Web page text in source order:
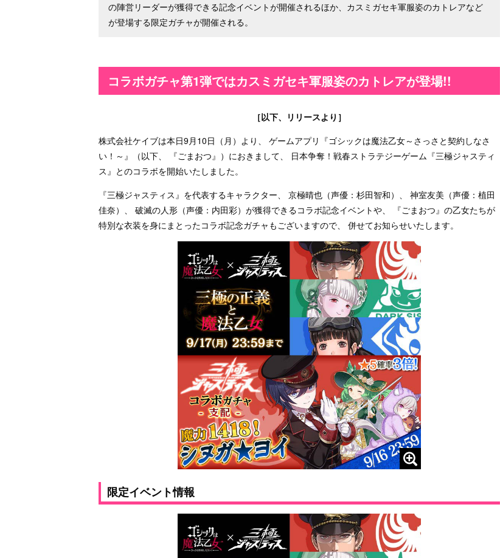
の陣営リーダーが獲得できる記念イベントが開催されるほか、カスミガセキ軍服姿のカトレアなど
が登場する限定ガチャが開催される。
コラボガチャ第1弾ではカスミガセキ軍服姿のカトレアが登場!!
［以下、リリースより］
株式会社ケイブは本日9月10日（月）より、 ゲームアプリ『ゴシックは魔法乙女～さっさと契約しなさ
い！～』（以下、 『ごまおつ』）におきまして、 日本争奪！戦春ストラテジーゲーム『三極ジャスティ
ス』とのコラボを開始いたしました。
『三極ジャスティス』を代表するキャラクター、 京極晴也（声優：杉田智和）、 神室友美（声優：植田
佳奈）、 破滅の人形（声優：内田彩）が獲得できるコラボ記念イベントや、 『ごまおつ』の乙女たちが
特別な衣装を身にまとったコラボ記念ガチャもございますので、 併せてお知らせいたします。
限定イベント情報